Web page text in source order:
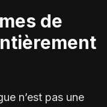
de
n’est pas une